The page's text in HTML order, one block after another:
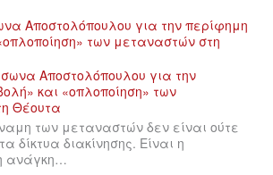
ΚΙΝΗΜΑΤΟΓΡΆΦΟΣ
Αποστολόπουλου για την περίφημη
των μεταναστών στη
των μεταναστών δεν είναι ούτε
δίκτυα διακίνησης. Είναι η
ανάγκη…